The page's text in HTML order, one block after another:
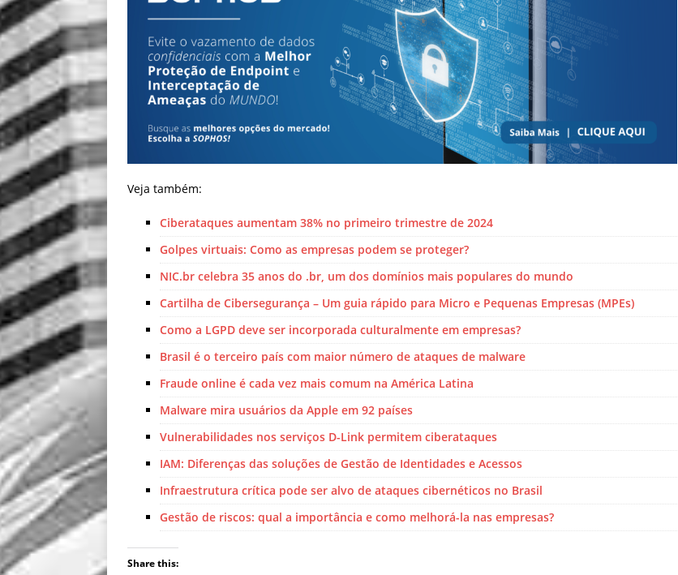
Veja também:
Ciberataques aumentam 38% no primeiro trimestre de 2024
Golpes virtuais: Como as empresas podem se proteger?
NIC.br celebra 35 anos do .br, um dos domínios mais populares do mundo
Cartilha de Cibersegurança – Um guia rápido para Micro e Pequenas Empresas (MPEs)
Como a LGPD deve ser incorporada culturalmente em empresas?
Brasil é o terceiro país com maior número de ataques de malware
Fraude online é cada vez mais comum na América Latina
Malware mira usuários da Apple em 92 países
Vulnerabilidades nos serviços D-Link permitem ciberataques
IAM: Diferenças das soluções de Gestão de Identidades e Acessos
Infraestrutura crítica pode ser alvo de ataques cibernéticos no Brasil
Gestão de riscos: qual a importância e como melhorá-la nas empresas?
Share this: